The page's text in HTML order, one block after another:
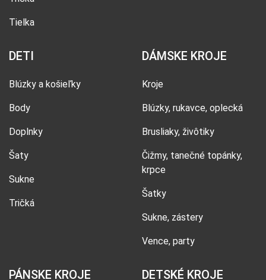
Tielka
DETI
Blúzky a košieľky
Body
Doplnky
Šaty
Sukne
Tričká
DÁMSKE KROJE
Kroje
Blúzky, rukavce, oplecká
Brusliaky, živôtiky
Čižmy, tanečné topánky,
krpce
Šatky
Sukne, zástery
Vence, party
PÁNSKE KROJE DETSKÉ KROJE